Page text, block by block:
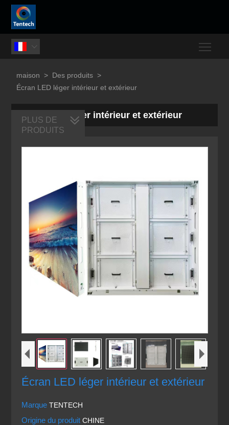

maison > Des produits >
Écran LED léger intérieur et extérieur
Écran LED léger intérieur et extérieur
Écran LED léger intérieur et extérieur
MarqueTENTECH
Origine du produitCHINE
PLUS DE
PRODUITS